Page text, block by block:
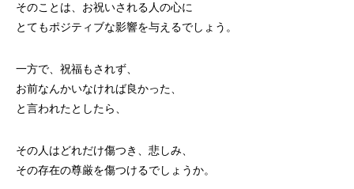
そのことは、お祝いされる人の心に
とてもポジティブな影響を与えるでしょう。
一方で、祝福もされず、
お前なんかいなければ良かった、
と言われたとしたら、
その人はどれだけ傷つき、悲しみ、
その存在の尊厳を傷つけるでしょうか。